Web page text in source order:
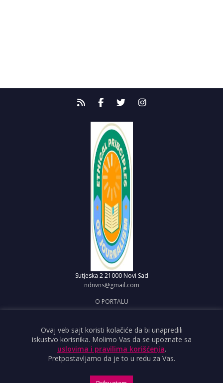
Sutjeska 2 21000 Novi Sad
ndnvns@gmail.com
O PORTALU
OBJAVI VEST
USLOVI KORIŠĆENJA
Ovaj veb sajt koristi kolačiće da bi unapredili
iskustvo korisnika. Molimo Vas da se upoznate sa
uslovima i pravilima korišćenja.
Pretpostavljamo da je to u redu za Vas.